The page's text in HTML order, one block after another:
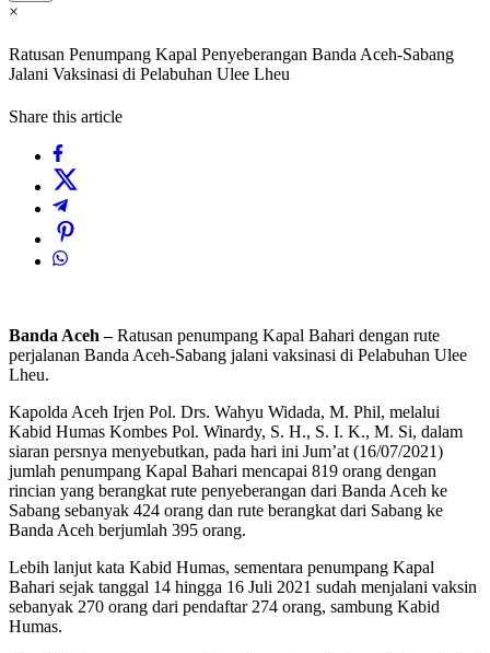
×
Ratusan Penumpang Kapal Penyeberangan Banda Aceh-Sabang
Jalani Vaksinasi di Pelabuhan Ulee Lheu
Share this article
Banda Aceh –Ratusan penumpang Kapal Bahari dengan rute
perjalanan Banda Aceh-Sabang jalani vaksinasi di Pelabuhan Ulee
Lheu.
Kapolda Aceh Irjen Pol. Drs. Wahyu Widada, M. Phil, melalui
Kabid Humas Kombes Pol. Winardy, S. H., S. I. K., M. Si, dalam
siaran persnya menyebutkan, pada hari ini Jum’at (16/07/2021)
jumlah penumpang Kapal Bahari mencapai 819 orang dengan
rincian yang berangkat rute penyeberangan dari Banda Aceh ke
Sabang sebanyak 424 orang dan rute berangkat dari Sabang ke
Banda Aceh berjumlah 395 orang.
Lebih lanjut kata Kabid Humas, sementara penumpang Kapal
Bahari sejak tanggal 14 hingga 16 Juli 2021 sudah menjalani vaksin
sebanyak 270 orang dari pendaftar 274 orang, sambung Kabid
Humas.